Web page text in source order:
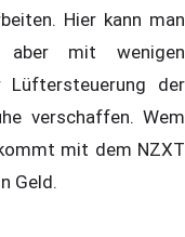
Hier kann man
mit wenigen
Lüftersteuerung der
verschaffen. Wem
mit dem NZXT
Geld.